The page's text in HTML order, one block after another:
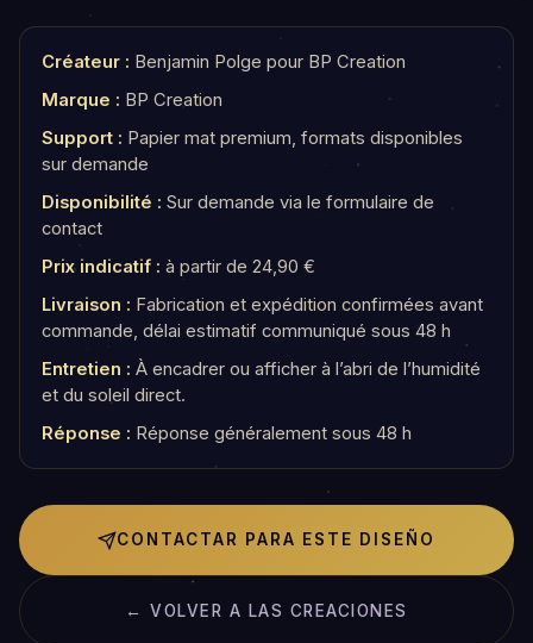
Créateur : Benjamin Polge pour BP Creation
Marque : BP Creation
Support : Papier mat premium, formats disponibles
sur demande
Disponibilité : Sur demande via le formulaire de
contact
Prix indicatif : à partir de 24,90 €
Livraison : Fabrication et expédition confirmées avant
commande, délai estimatif communiqué sous 48 h
Entretien : À encadrer ou afficher à l’abri de l’humidité
et du soleil direct.
Réponse : Réponse généralement sous 48 h
CONTACTAR PARA ESTE DISEÑO
← VOLVER A LAS CREACIONES